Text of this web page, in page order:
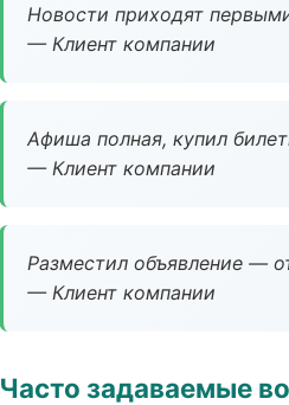
Новости приходят
— Клиент компании
Афиша полная, купил
— Клиент компании
Разместил объявление —
— Клиент компании
Часто задаваемые